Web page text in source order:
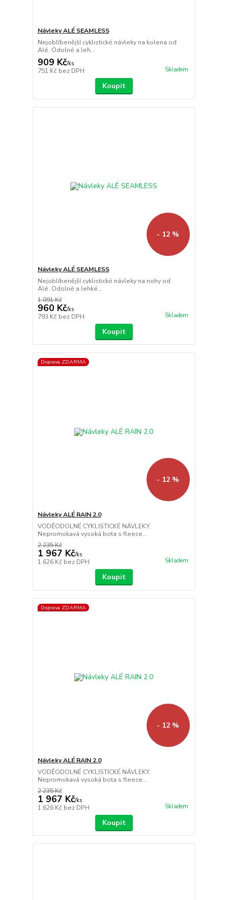
Návleky ALÉ SEAMLESS
Nejoblíbenější cyklistické návleky na kolena od
Alé. Odolné a leh...
909 Kč/ks
751 Kč bez DPH Skladem
Koupit
- 12 %
Návleky ALÉ SEAMLESS
Nejoblíbenější cyklistické návleky na nohy od
Alé. Odolné a lehké...
1 091 Kč
960 Kč/ks
793 Kč bez DPH Skladem
Koupit
Doprava ZDARMA
- 12 %
Návleky ALÉ RAIN 2.0
VODĚODOLNÉ CYKLISTICKÉ NÁVLEKY.
Nepromokavá vysoká bota s fleece...
2 235 Kč
1 967 Kč/ks
1 626 Kč bez DPH Skladem
Koupit
Doprava ZDARMA
- 12 %
Návleky ALÉ RAIN 2.0
VODĚODOLNÉ CYKLISTICKÉ NÁVLEKY.
Nepromokavá vysoká bota s fleece...
2 235 Kč
1 967 Kč/ks
1 626 Kč bez DPH Skladem
Koupit